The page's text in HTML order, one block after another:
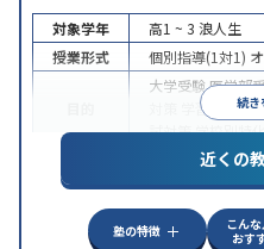
続き
対象学年 高1 ~ 3 浪人生
授業形式
個別指導(1対1)
大学受験医学部
学習習慣の
試対策学校別特
特徴
中高一貫校生に
学習にPC・
科目から受講可能
近くの
塾の特徴
こん
おす